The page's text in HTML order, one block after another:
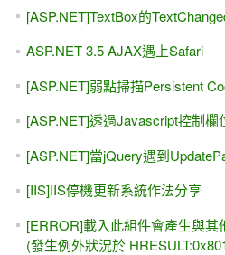
[ASP.NET]TextBox的
ASP.NET 3.5 AJAX遇上Safari
[ASP.NET]弱點掃描Persistent
[ASP.NET]透過Javascript控制欄
[ASP.NET]當jQuery遇到
[IIS]IIS停機更新系統作法分享
[ERROR]載入此組件會產生與其
(發生例外狀況於